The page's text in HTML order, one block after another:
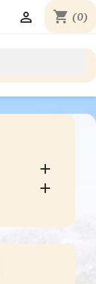
shopping_cart (0)


